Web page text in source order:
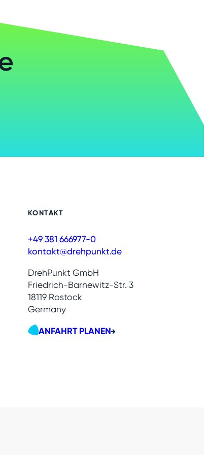
KONTAKT
+49 381 666977-0
kontakt@drehpunkt.de
DrehPunkt GmbH
Friedrich-Barnewitz-Str. 3
18119 Rostock
Germany
ANFAHRT PLANEN